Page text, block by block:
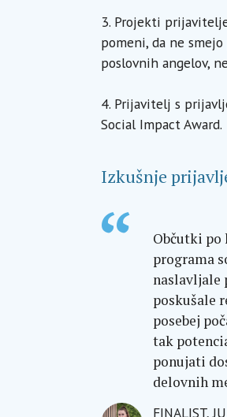
3. Projekti
pomeni, da ne
poslovnih angelov,
4. Prijavitelj s
Social Impact Award.
Izkušnje
Občutki po
programa
naslavljale
poskušale
posebej
tak
ponujati
delovnih
FINALIST,